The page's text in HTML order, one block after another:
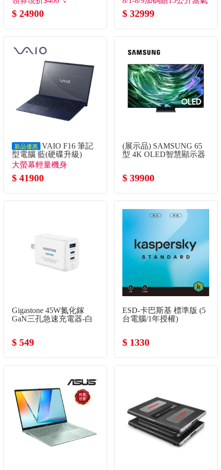
115U/16G/512G/UMA/W11)
$ 24900
烤箱(市價7990)
$ 32999
新品優惠 VAIO F16 筆記
型電腦 藍(硬碟升級)
(Core5-120U/16G/1TB
SSD/W11P)
大螢幕輕量機身
$ 41900
(展示品) SAMSUNG 65
型 4K OLED智慧顯示器
$ 39900
Gigastone 45W氮化鎵
GaN三孔急速充電器-白
$ 549
ESD-卡巴斯基 標準版 (5
台電腦/1年授權)
$ 1330